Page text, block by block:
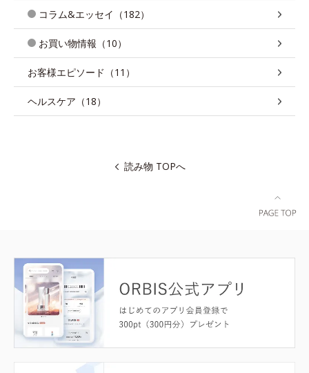
コラム&エッセイ（182）
お買い物情報（10）
お客様エピソード（11）
ヘルスケア（18）
読み物 TOPへ